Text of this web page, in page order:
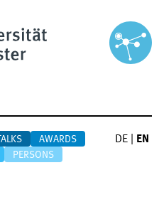
TALKS
AWARDS
PERSONS
DE EN